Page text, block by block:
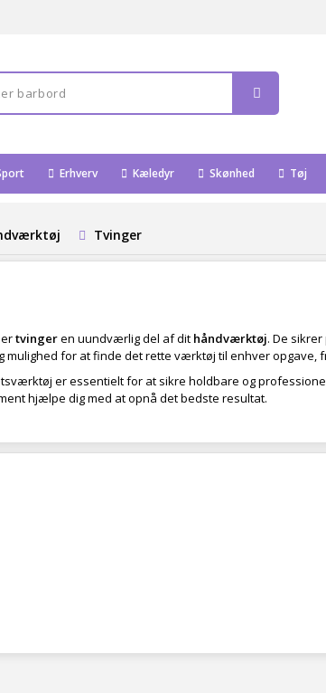
Erhverv Kæledyr Skønhed Tøj
Tvinger
tvingeren uundværlig del af dit håndværktøj. De
mulighed for at finde det rette værktøj til enhver
er essentielt for at sikre holdbare og
hjælpe dig med at opnå det bedste resultat.